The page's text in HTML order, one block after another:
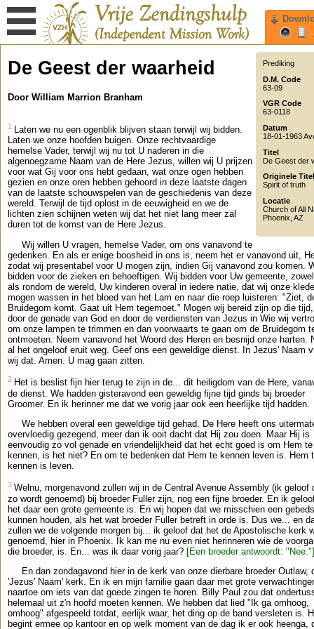
Prediking
D.M. Code
63-09
VGR Code
63-0118
Datum
18-01-1963
Titel
De Geest der
Originele Titel
Spirit of truth
Locatie
Church of All
Phoenix AZ
De Geest der waarheid
Door William Marrion Branham
1 Laten we nu een ogenblik blijven staan terwijl wij bidden.
Laten we onze hoofden buigen. Onze rechtvaardige
hemelse Vader, terwijl wij nu tot U naderen in die
algenoegzame Naam van de Here Jezus, willen wij U prijzen
voor wat Gij voor ons hebt gedaan, wat onze ogen hebben
gezien en onze oren hebben gehoord in deze laatste dagen
van de laatste schouwspelen van de geschiedenis van deze
wereld. Terwijl de tijd oplost in de eeuwigheid en we de
lichten zien schijnen weten wij dat het niet lang meer zal
duren tot de komst van de Here Jezus.
Wij willen U vragen, hemelse Vader, om ons vanavond te
gedenken. En als er enige boosheid in ons is, neem het er vanavond uit,
zodat wij presentabel voor U mogen zijn, indien Gij vanavond zou komen.
bidden voor de zieken en behoeftigen. Wij bidden voor Uw gemeente,
als rondom de wereld, Uw kinderen overal in iedere natie, dat wij onze
mogen wassen in het bloed van het Lam en naar die roep luisteren: "Ziet,
Bruidegom komt. Gaat uit Hem tegemoet." Mogen wij bereid zijn op die
door de genade van God en door de verdiensten van Jezus in Wie wij
om onze lampen te trimmen en dan voorwaarts te gaan om de Bruidegom
ontmoeten. Neem vanavond het Woord des Heren en besnijd onze harten.
al het ongeloof eruit weg. Geef ons een geweldige dienst. In Jezus' Naam
wij dat. Amen. U mag gaan zitten.
2 Het is beslist fijn hier terug te zijn in de... dit heiligdom van de Here,
de dienst. We hadden gisteravond een geweldig fijne tijd ginds bij broeder
Groomer. En ik herinner me dat we vorig jaar ook een heerlijke tijd hadden.
We hebben overal een geweldige tijd gehad. De Here heeft ons
overvloedig gezegend, meer dan ik ooit dacht dat Hij zou doen. Maar Hij is
eenvoudig zo vol genade en vriendelijkheid dat het echt goed is om Hem te
kennen, is het niet? En om te bedenken dat Hem te kennen leven is. Hem
kennen is leven.
3 Welnu, morgenavond zullen wij in de Central Avenue Assembly (ik geloof
zo wordt genoemd) bij broeder Fuller zijn, nog een fijne broeder. En ik
het daar een grote gemeente is. En wij hopen dat we misschien een
kunnen houden, als het wat broeder Fuller betreft in orde is. Dus we... en
zullen we de volgende morgen bij... ik geloof dat het de Apostolische kerk
genoemd, hier in Phoenix. Ik kan me nu even niet herinneren wie de
die broeder, is. En... was ik daar vorig jaar? [Een broeder antwoordt: "Nee."]
En dan zondagavond hier in de kerk van onze dierbare broeder Outlaw,
'Jezus' Naam' kerk. En ik en mijn familie gaan daar met grote
naartoe om iets van dat goede zingen te horen. Billy Paul zou dat
helemaal uit z'n hoofd moeten kennen. We hebben dat lied "Ik ga omhoog,
omhoog" afgespeeld totdat, eerlijk waar, het ding op de band versleten is.
begint ermee op kantoor en op welk moment van de dag ik er ook heenga,